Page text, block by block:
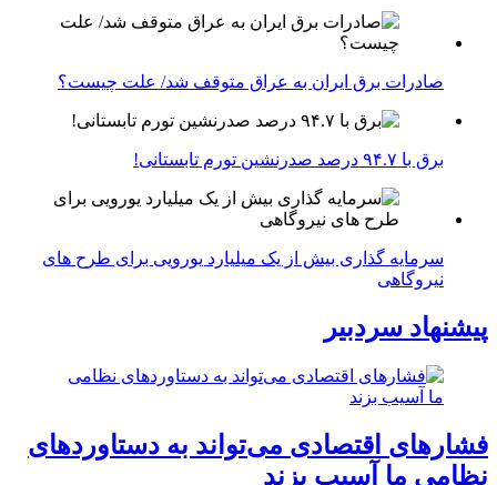
صادرات برق ایران به عراق متوقف شد/ علت چیست؟
برق با ۹۴.۷ درصد صدرنشین تورم تابستانی!
سرمایه گذاری بیش از یک میلیارد یورویی برای طرح های
نیروگاهی
پیشنهاد سردبیر
فشارهای اقتصادی می‌تواند به دستاوردهای
نظامی ما آسیب بزند